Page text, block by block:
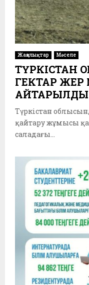
Жаңалықтар Мәселе
ТҮРКІСТАН
ГЕКТАР
ҚАЙТАРЫЛДЫ
Түркістан
қайтару жұмысы
саладағы...